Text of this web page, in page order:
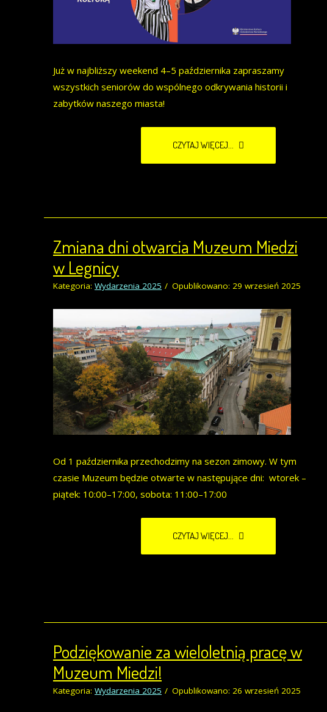
Już w najbliższy weekend 4–5 października zapraszamy
wszystkich seniorów do wspólnego odkrywania historii i
zabytków naszego miasta!
CZYTAJ WIĘCEJ...
Zmiana dni otwarcia Muzeum Miedzi
w Legnicy
Kategoria: Wydarzenia 2025 Opublikowano: 29 wrzesień 2025
Od 1 października przechodzimy na sezon zimowy. W tym
czasie Muzeum będzie otwarte w następujące dni: wtorek –
piątek: 10:00–17:00, sobota: 11:00–17:00
CZYTAJ WIĘCEJ...
Podziękowanie za wieloletnią pracę w
Muzeum Miedzi!
Kategoria: Wydarzenia 2025 Opublikowano: 26 wrzesień 2025